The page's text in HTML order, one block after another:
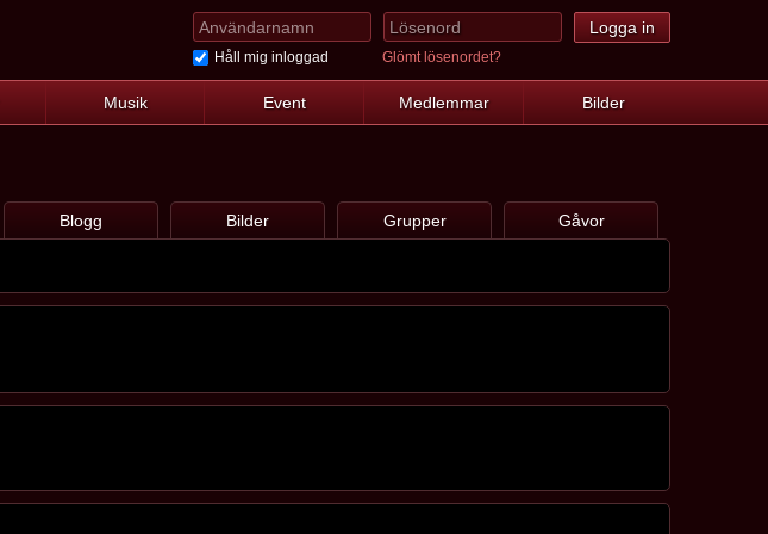
Håll mig inloggad Glömt lösenordet?
Musik Event Medlemmar Bilder
Blogg Bilder Grupper Gåvor